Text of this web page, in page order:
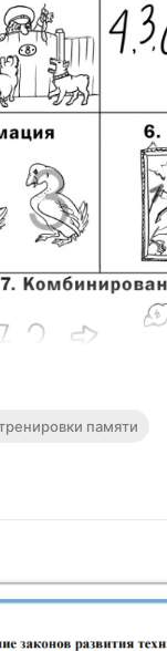
даты, номера
цифры, но с
памяти